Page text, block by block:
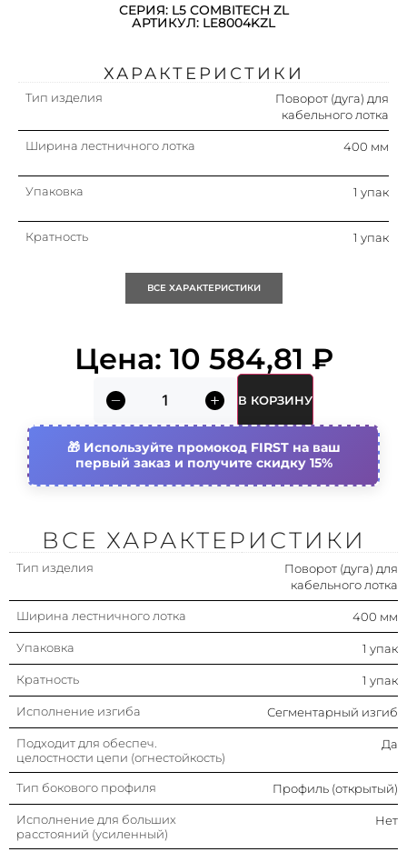
СЕРИЯ: L5 COMBITECH ZL
АРТИКУЛ: LE8004KZL
ХАРАКТЕРИСТИКИ
Тип изделия
Поворот (дуга) для
кабельного лотка
Ширина лестничного лотка 400 мм
Упаковка 1 упак
Кратность 1 упак
Исполнение изгиба Сегментарный изгиб
(огнестойкость)
Исполнение для больших
расстояний (усиленный)
Нет
Высота лестничного лотка
80 мм
Вид/ марка материала Сталь
Материал Сталь
Шарнирный (-ая)
Тип ступени
Перфорированный
Отклонение (угол) Регулируемый
Модель/исполнение
ВСЕ ХАРАКТЕРИСТИКИ
Цена: 10 584,81 ₽
В КОРЗИНУ
Используйте промокод FIRST на ваш
первый заказ и получите скидку 15%
ВСЕ ХАРАКТЕРИСТИКИ
Тип изделия
Поворот (дуга) для
кабельного лотка
Ширина лестничного лотка 400 мм
Упаковка 1 упак
Кратность 1 упак
Исполнение изгиба Сегментарный изгиб
Подходит для обеспеч.
целостности цепи (огнестойкость)
Да
Тип бокового профиля Профиль (открытый)
Исполнение для больших
расстояний (усиленный)
Нет